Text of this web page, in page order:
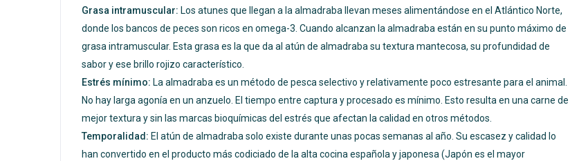
Grasa intramuscular: Los atunes que llegan a la almadraba llevan meses alimentándose en el Atlántico Norte,
donde los bancos de peces son ricos en omega-3. Cuando alcanzan la almadraba están en su punto máximo de
grasa intramuscular. Esta grasa es la que da al atún de almadraba su textura mantecosa, su profundidad de
sabor y ese brillo rojizo característico.
Estrés mínimo: La almadraba es un método de pesca selectivo y relativamente poco estresante para el animal.
No hay larga agonía en un anzuelo. El tiempo entre captura y procesado es mínimo. Esto resulta en una carne de
mejor textura y sin las marcas bioquímicas del estrés que afectan la calidad en otros métodos.
Temporalidad: El atún de almadraba solo existe durante unas pocas semanas al año. Su escasez y calidad lo
han convertido en el producto más codiciado de la alta cocina española y japonesa (Japón es el mayor